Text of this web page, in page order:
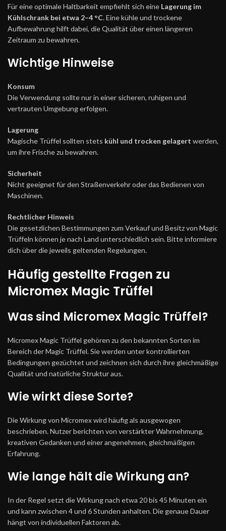
Für eine optimale Haltbarkeit empfiehlt sich eine Lagerung im
Kühlschrank bei etwa 2–4 °C. Eine kühle und trockene
Aufbewahrung hilft dabei, die Qualität über einen längeren
Zeitraum zu bewahren.
Wichtige Hinweise
Konsum
Die Verwendung sollte nur in einer sicheren, ruhigen und
vertrauten Umgebung erfolgen.
Lagerung
Magische Trüffel sollten stets kühl und trocken gelagert werden,
um ihre Frische zu bewahren.
Sicherheit
Nicht geeignet für den Straßenverkehr oder das Bedienen von
Maschinen.
Rechtlicher Hinweis
Die gesetzlichen Bestimmungen zum Verkauf und Besitz von Magic
Trüffeln können je nach Land unterschiedlich sein. Bitte informiere
dich über die jeweils geltenden Regelungen.
Häufig gestellte Fragen zu
Micromex Magic Trüffel
Was sind Micromex Magic Trüffel?
Micromex Magic Trüffel gehören zu den bekannten Sorten im
Bereich der Magic Trüffel. Sie werden unter kontrollierten
Bedingungen gezüchtet und zeichnen sich durch ihre gleichmäßige
Qualität und natürliche Struktur aus.
Wie wirkt diese Sorte?
Die Wirkung von Micromex wird häufig als ausgewogen
beschrieben. Nutzer berichten von verstärkter Wahrnehmung,
kreativen Gedanken und einer angenehmen, gleichmäßigen
Erfahrung.
Wie lange hält die Wirkung an?
In der Regel setzt die Wirkung nach etwa 20 bis 45 Minuten ein
und kann zwischen 4 und 6 Stunden anhalten. Die genaue Dauer
hängt von individuellen Faktoren ab.